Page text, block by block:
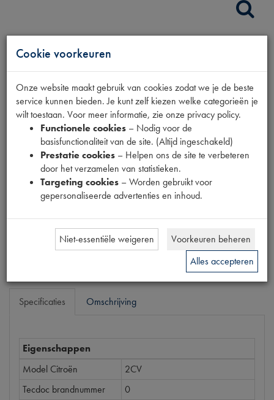
ONDERBOUWBAKJE
RADIO
Fabrikant
Productnummer
1897019
14
Specificaties Omschrijving
Eigenschappen
Model Citroën
2CV
Tecdoc brandnummer
0
Cookie voorkeuren
Onze website maakt gebruik van cookies zodat we je de beste
service kunnen bieden. Je kunt zelf kiezen welke categorieën je
wilt toestaan. Voor meer informatie, zie onze privacy policy.
Functionele cookies – Nodig voor de
basisfunctionaliteit van de site. (Altijd ingeschakeld)
Prestatie cookies – Helpen ons de site te verbeteren
door het verzamelen van statistieken.
Targeting cookies – Worden gebruikt voor
gepersonaliseerde advertenties en inhoud.
Niet-essentiële weigeren
Voorkeuren beheren
Alles accepteren